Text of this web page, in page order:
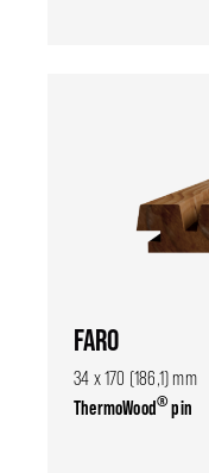
FARO
34 x 170 (186,1) mm
ThermoWood®pin